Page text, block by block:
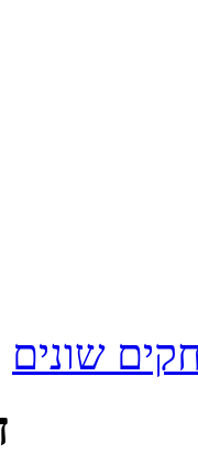
שונים